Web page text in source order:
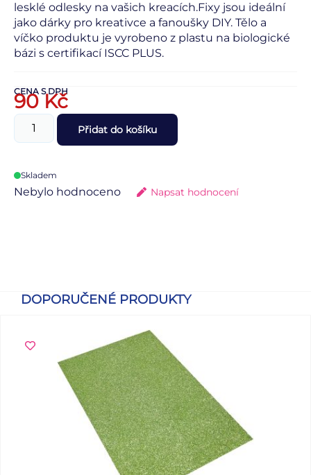
lesklé odlesky na vašich kreacích.Fixy jsou ideální
jako dárky pro kreativce a fanoušky DIY. Tělo a
víčko produktu je vyrobeno z plastu na biologické
bázi s certifikací ISCC PLUS.
CENA S DPH
90Kč
Přidat do košíku
Skladem
Nebylo hodnoceno Napsat hodnocení
DOPORUČENÉ PRODUKTY